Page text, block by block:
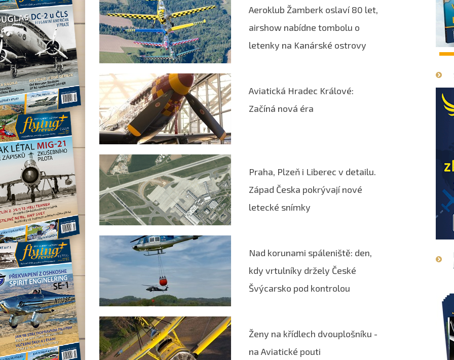
Aeroklub Žamberk oslaví 80 let,
airshow nabídne tombolu o
letenky na Kanárské ostrovy
Aviatická Hradec Králové:
Začíná nová éra
Praha, Plzeň i Liberec v detailu.
Západ Česka pokrývají nové
letecké snímky
Nad korunami spáleniště: den,
kdy vrtulníky držely České
Švýcarsko pod kontrolou
Ženy na křídlech dvouplošníku -
na Aviatické pouti
1